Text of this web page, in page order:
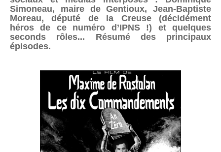
Simoneau, maire de Gentioux, Jean-Baptiste
Moreau, député de la Creuse (décidément
héros de ce numéro d’IPNS !) et quelques
seconds rôles... Résumé des principaux
épisodes.